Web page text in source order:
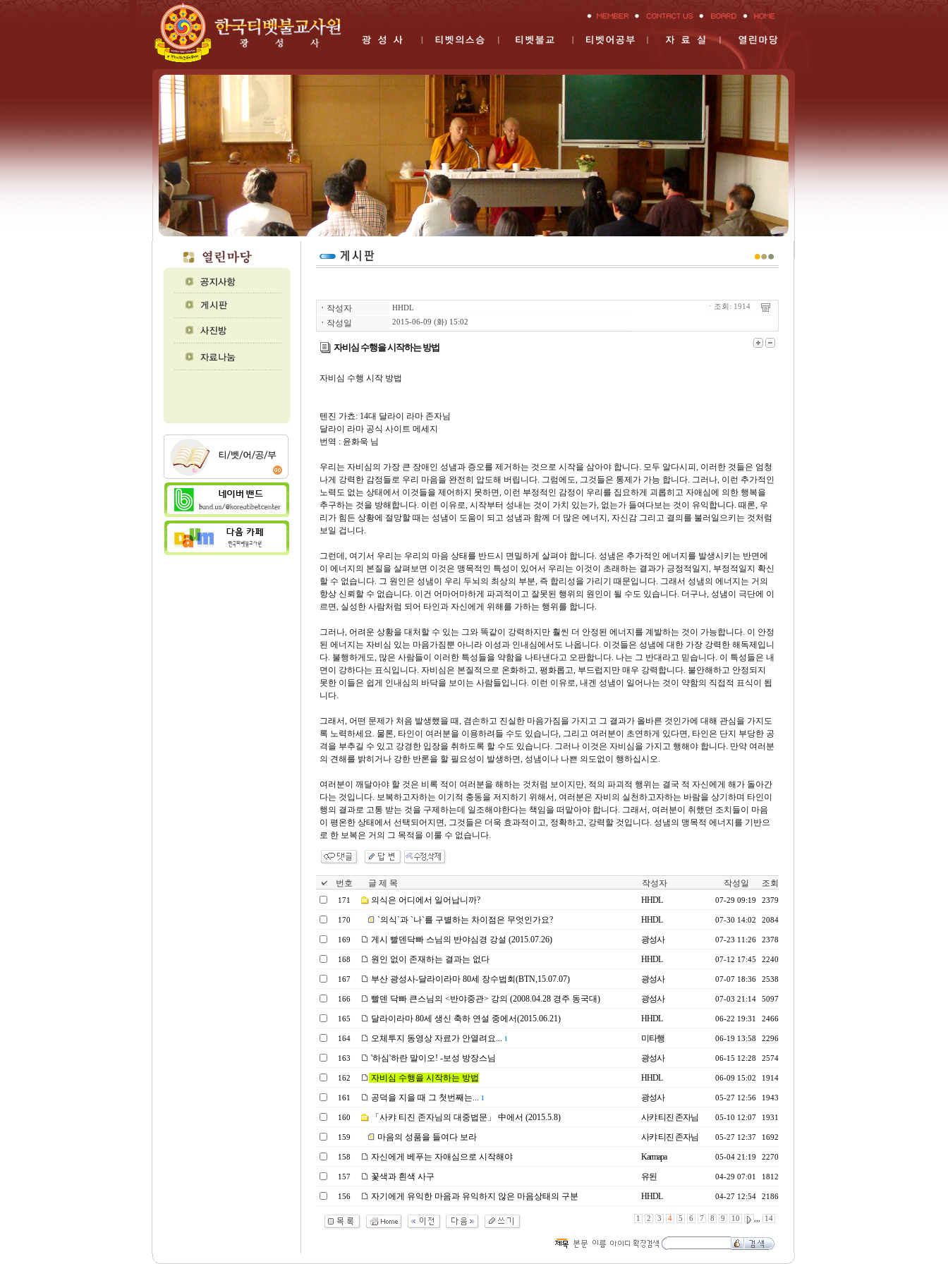
ㆍ 작성자 HHDL
ㆍ 작성일 2015-06-09 (화) 15:02
ㆍ조회: 1914
자비심 수행을 시작하는 방법
자비심 수행 시작 방법
텐진 가쵸: 14대 달라이 라마 존자님
달라이 라마 공식 사이트 메세지
번역 : 윤화욱 님
우리는 자비심의 가장 큰 장애인 성냄과 증오를 제거하는 것으로 시작을 삼아야 합니다. 모두 알다시피, 이러한 것들은 엄청
나게 강력한 감정들로 우리 마음을 완전히 압도해 버립니다. 그럼에도, 그것들은 통제가 가능 합니다. 그러나, 이런 추가적인
노력도 없는 상태에서 이것들을 제어하지 못하면, 이런 부정적인 감정이 우리를 집요하게 괴롭히고 자애심에 의한 행복을
추구하는 것을 방해합니다. 이런 이유로, 시작부터 성내는 것이 가치 있는가, 없는가 들여다보는 것이 유익합니다. 때론, 우
리가 힘든 상황에 절망할 때는 성냄이 도움이 되고 성냄과 함께 더 많은 에너지, 자신감 그리고 결의를 불러일으키는 것처럼
보일 겁니다.
그런데, 여기서 우리는 우리의 마음 상태를 반드시 면밀하게 살펴야 합니다. 성냄은 추가적인 에너지를 발생시키는 반면에
이 에너지의 본질을 살펴보면 이것은 맹목적인 특성이 있어서 우리는 이것이 초래하는 결과가 긍정적일지, 부정적일지 확신
할 수 없습니다. 그 원인은 성냄이 우리 두뇌의 최상의 부분, 즉 합리성을 가리기 때문입니다. 그래서 성냄의 에너지는 거의
항상 신뢰할 수 없습니다. 이건 어마어마하게 파괴적이고 잘못된 행위의 원인이 될 수도 있습니다. 더구나, 성냄이 극단에 이
르면, 실성한 사람처럼 되어 타인과 자신에게 위해를 가하는 행위를 합니다.
그러나, 어려운 상황을 대처할 수 있는 그와 똑같이 강력하지만 훨씬 더 안정된 에너지를 계발하는 것이 가능합니다. 이 안정
된 에너지는 자비심 있는 마음가짐뿐 아니라 이성과 인내심에서도 나옵니다. 이것들은 성냄에 대한 가장 강력한 해독제입니
다. 불행하게도, 많은 사람들이 이러한 특성들을 약함을 나타낸다고 오판합니다. 나는 그 반대라고 믿습니다. 이 특성들은 내
면이 강하다는 표식입니다. 자비심은 본질적으로 온화하고, 평화롭고, 부드럽지만 매우 강력합니다. 불안해하고 안정되지
못한 이들은 쉽게 인내심의 바닥을 보이는 사람들입니다. 이런 이유로, 내겐 성냄이 일어나는 것이 약함의 직접적 표식이 됩
니다.
그래서, 어떤 문제가 처음 발생했을 때, 겸손하고 진실한 마음가짐을 가지고 그 결과가 올바른 것인가에 대해 관심을 가지도
록 노력하세요. 물론, 타인이 여러분을 이용하려들 수도 있습니다, 그리고 여러분이 초연하게 있다면, 타인은 단지 부당한 공
격을 부추길 수 있고 강경한 입장을 취하도록 할 수도 있습니다. 그러나 이것은 자비심을 가지고 행해야 합니다. 만약 여러분
의 견해를 밝히거나 강한 반론을 할 필요성이 발생하면, 성냄이나 나쁜 의도없이 행하십시오.
여러분이 깨달아야 할 것은 비록 적이 여러분을 해하는 것처럼 보이지만, 적의 파괴적 행위는 결국 적 자신에게 해가 돌아간
다는 것입니다. 보복하고자하는 이기적 충동을 저지하기 위해서, 여러분은 자비의 실천하고자하는 바람을 상기하며 타인이
행의 결과로 고통 받는 것을 구제하는데 일조해야한다는 책임을 떠맡아야 합니다. 그래서, 여러분이 취했던 조치들이 마음
이 평온한 상태에서 선택되어지면, 그것들은 더욱 효과적이고, 정확하고, 강력할 것입니다. 성냄의 맹목적 에너지를 기반으
로 한 보복은 거의 그 목적을 이룰 수 없습니다.
번호 글 제 목 작성자 작성일 조회
171 의식은 어디에서 일어납니까? HHDL 07-29 09:19 2379
170 `의식`과 `나`를 구별하는 차이점은 무엇인가요? HHDL 07-30 14:02 2084
169 게시 빨덴닥빠 스님의 반야심경 강설 (2015.07.26) 광성사 07-23 11:26 2378
168 원인 없이 존재하는 결과는 없다 HHDL 07-12 17:45 2240
167 부산 광성사-달라이라마 80세 장수법회(BTN,15.07.07) 광성사 07-07 18:36 2538
166 빨덴 닥빠 큰스님의 <반야중관> 강의 (2008.04.28 경주 동국대) 광성사 07-03 21:14 5097
165 달라이라마 80세 생신 축하 연설 중에서(2015.06.21) HHDL 06-22 19:31 2466
164 오체투지 동영상 자료가 안열려요... 1 미타행 06-19 13:58 2296
163 '하심'하란 말이오! -보성 방장스님 광성사 06-15 12:28 2574
162 자비심 수행을 시작하는 방법 HHDL 06-09 15:02 1914
161 공덕을 지을 때 그 첫번째는... 1 광성사 05-27 12:56 1943
160 「사캬 티진 존자님의 대중법문」 中에서 (2015.5.8) 사캬 티진 존자님 05-10 12:07 1931
159 마음의 성품을 들여다 보라 사캬 티진 존자님 05-27 12:37 1692
158 자신에게 베푸는 자애심으로 시작해야 Karmapa 05-04 21:19 2270
157 꽃색과 흰색 사구 유된 04-29 07:01 1812
156 자기에게 유익한 마음과 유익하지 않은 마음상태의 구분 HHDL 04-27 12:54 2186
1 2 3 4 5 6 7 8 9 10 ,,, 14